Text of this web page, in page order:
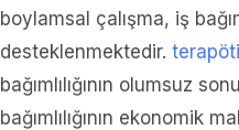
boylamsal çalışma, iş
desteklenmektedir.
bağımlılığının olumsuz
bağımlılığının ekonomik